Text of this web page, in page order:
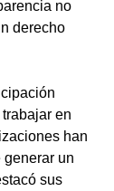
no
derecho
en
han
un
sus